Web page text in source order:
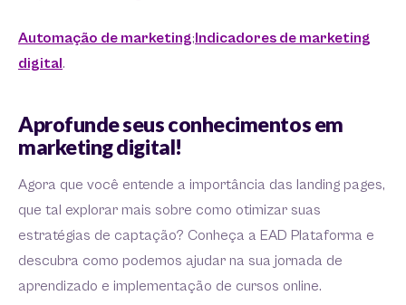
Automação de marketing;Indicadores de marketing
digital.
Aprofunde seus conhecimentos em
marketing digital!
Agora que você entende a importância das landing pages,
que tal explorar mais sobre como otimizar suas
estratégias de captação? Conheça a EAD Plataforma e
descubra como podemos ajudar na sua jornada de
aprendizado e implementação de cursos online.